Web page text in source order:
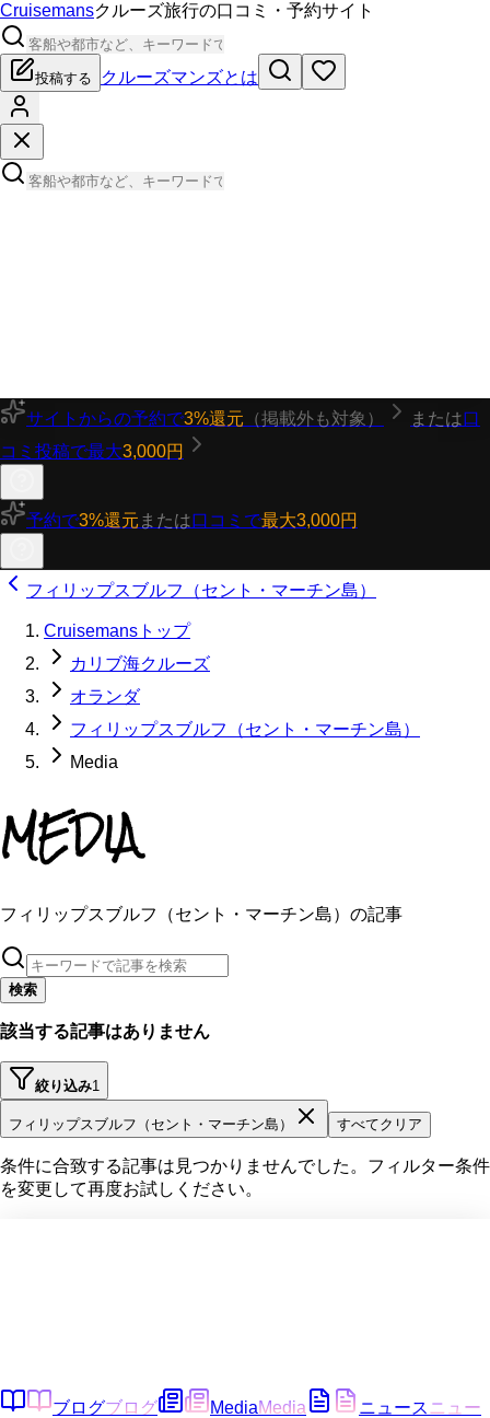
Cruisemansクルーズ旅行の口コミ・予約サイト
投稿する クルーズマンズとは
サイトからの予約で3%還元 （掲載外も対象） または口
コミ投稿で最大3,000円
予約で3%還元 または口コミで最大3,000円
フィリップスブルフ（セント・マーチン島）
Cruisemansトップ
カリブ海クルーズ
オランダ
フィリップスブルフ（セント・マーチン島）
Media
MEDIA
フィリップスブルフ（セント・マーチン島）の記事
検索
該当する記事はありません
絞り込み1
フィリップスブルフ（セント・マーチン島） すべてクリア
条件に合致する記事は見つかりませんでした。フィルター条件
を変更して再度お試しください。
ブログブログ MediaMedia ニュース ニュー